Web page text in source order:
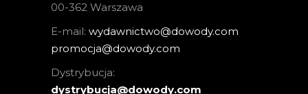
00-362 Warszawa
E-mail: wydawnictwo@dowody.com
promocja@dowody.com
Dystrybucja:
dystrybucja@dowody.com